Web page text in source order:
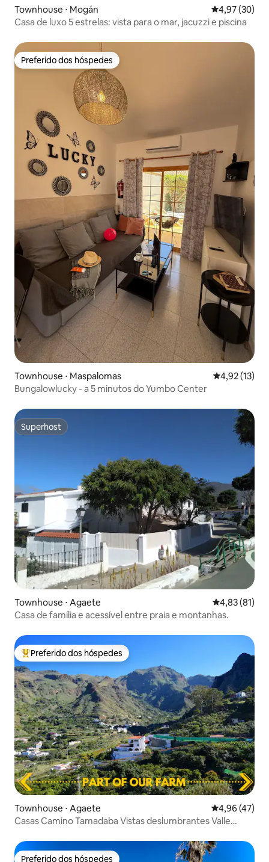
Townhouse ⋅ Mogán 4,97 de uma
4,97 (30)
Casa de luxo 5 estrelas: vista para o mar, jacuzzi e piscina
Preferido dos hóspedes
Preferido dos hóspedes
Townhouse ⋅ Maspalomas 4,92 de uma
4,92 (13)
Bungalowlucky - a 5 minutos do Yumbo Center
Superhost
Superhost
Townhouse ⋅ Agaete 4,83 de uma
4,83 (81)
Casa de família e acessível entre praia e montanhas.
Entre os melhores preferidos dos hóspedes
Preferido dos hóspedes
Townhouse ⋅ Agaete 4,96 de uma
4,96 (47)
Casas Camino Tamadaba Vistas deslumbrantes Valle
Preferido dos hóspedes